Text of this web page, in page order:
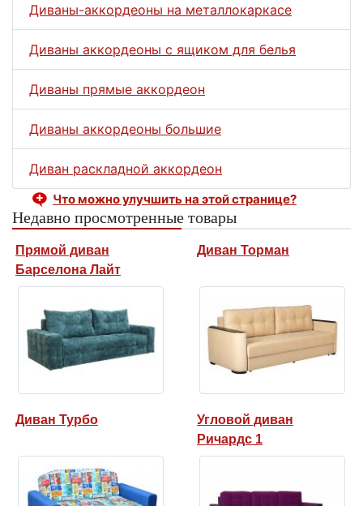
Диваны-аккордеоны на металлокаркасе
Диваны аккордеоны с ящиком для белья
Диваны прямые аккордеон
Диваны аккордеоны большие
Диван раскладной аккордеон
Что можно улучшить на этой странице?
Недавно просмотренные товары
Прямой диван
Барселона Лайт
Диван Торман
Диван Турбо
Угловой диван
Ричардс 1